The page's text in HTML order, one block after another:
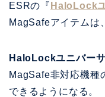
ESRの『 HaloLock
MagSafeアイテムは
HaloLockユニバー
MagSafe非対応機種
できるようになる。